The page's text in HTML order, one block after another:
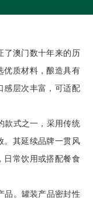
了澳门数十年来的历
优质材料，酿造具有
感层次丰富，可适配
款式之一，采用传统
。其延续品牌一贯风
日常饮用或搭配餐食
品。罐装产品密封性